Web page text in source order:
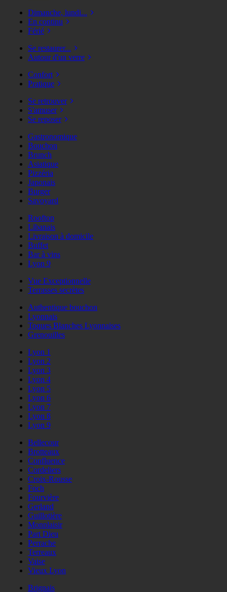
Dimanche, lundi...
En continu
Férié
Se restaurer...
Autour d'un verre
Confort
Pratique
Se retrouver
S'amuser
Se reposer
Gastronomique
Bouchon
Brunch
Asiatique
Pizzéria
Japonais
Burger
Savoyard
Rooftop
Libanais
Livraison à domicile
Buffet
Bar à vins
Lyon 9
Vue Exceptionnelle
Terrasses secrètes
Authentique bouchon
Lyonnais
Toques Blanches Lyonnaises
Grenouilles
Lyon 1
Lyon 2
Lyon 3
Lyon 4
Lyon 5
Lyon 6
Lyon 7
Lyon 8
Lyon 9
Bellecour
Brotteaux
Confluence
Cordeliers
Croix-Rousse
Foch
Fourvière
Gerland
Guillotière
Monplaisir
Part Dieu
Perrache
Terreaux
Vaise
Vieux Lyon
Brignais